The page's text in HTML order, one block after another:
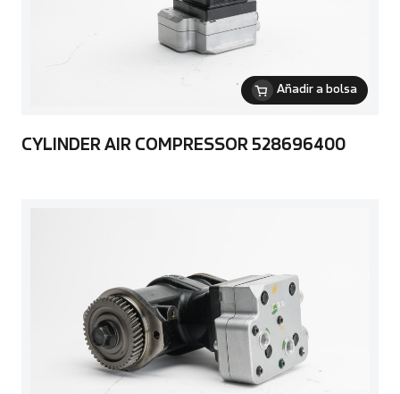
Añadir a bolsa
CYLINDER AIR COMPRESSOR 528696400